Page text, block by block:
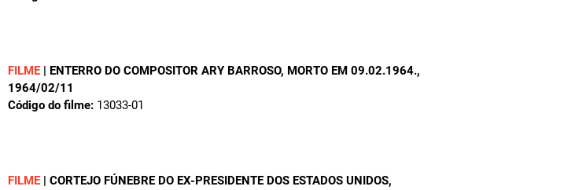
FILME | ENTERRO DO COMPOSITOR ARY BARROSO, MORTO EM 09.02.1964.,
1964/02/11
Código do filme: 13033-01
FILME | CORTEJO FÚNEBRE DO EX-PRESIDENTE DOS ESTADOS UNIDOS,